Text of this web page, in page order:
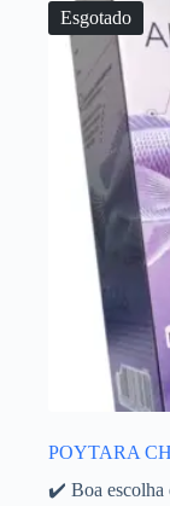
Esgotado
POYTARA
✔️ Boa escolha